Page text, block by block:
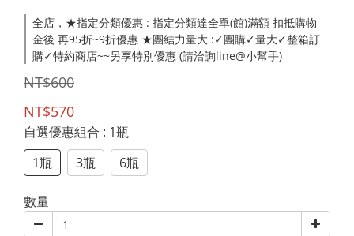
全店，★指定分類優惠 : 指定分類達全單(館)滿額 扣抵購物
金後 再95折~9折優惠 ★團結力量大 :✓團購✓量大✓整箱訂
購✓特約商店~~另享特別優惠 (請洽詢line@小幫手)
NT$600
NT$570
自選優惠組合 : 1瓶
1瓶
3瓶 6瓶
數量